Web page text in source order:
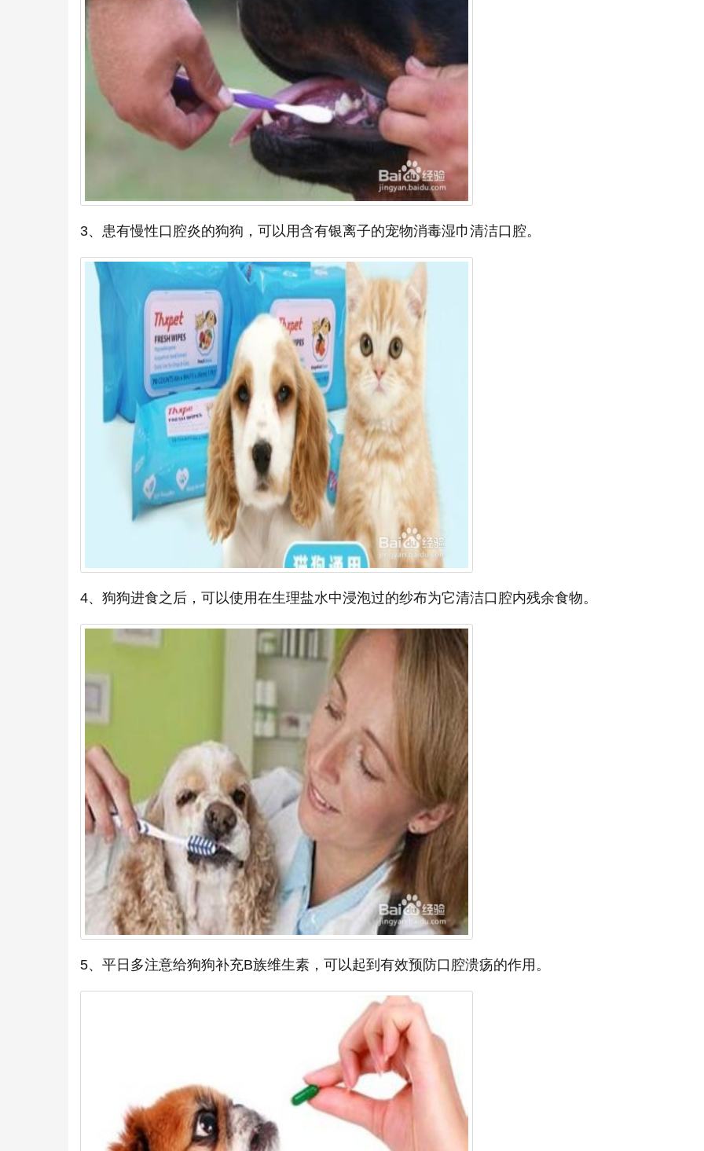
3、患有慢性口腔炎的狗狗，可以用含有银离子的宠物消毒湿巾清洁口腔。
4、狗狗进食之后，可以使用在生理盐水中浸泡过的纱布为它清洁口腔内残余食物。
5、平日多注意给狗狗补充B族维生素，可以起到有效预防口腔溃疡的作用。